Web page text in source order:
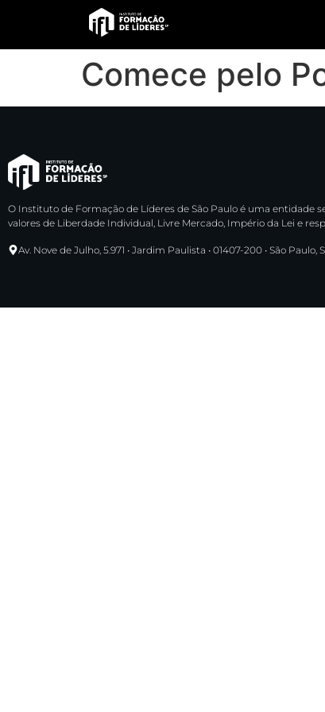
Comece pelo
O Instituto de Formação de Líderes de São Paulo é uma
valores de Liberdade Individual, Livre Mercado, Império da Lei e
Av. Nove de Julho, 5.971 • Jardim Paulista • 01407-200 • São Paulo,